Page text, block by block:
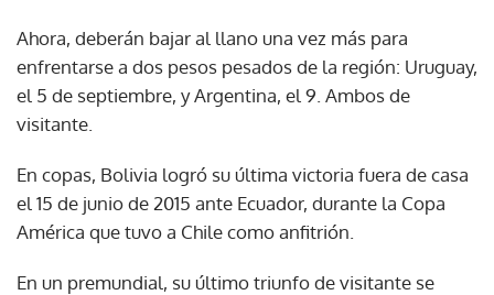
Ahora, deberán bajar al llano una vez más para
enfrentarse a dos pesos pesados de la región: Uruguay,
el 5 de septiembre, y Argentina, el 9. Ambos de
visitante.
En copas, Bolivia logró su última victoria fuera de casa
el 15 de junio de 2015 ante Ecuador, durante la Copa
América que tuvo a Chile como anfitrión.
En un premundial, su último triunfo de visitante se